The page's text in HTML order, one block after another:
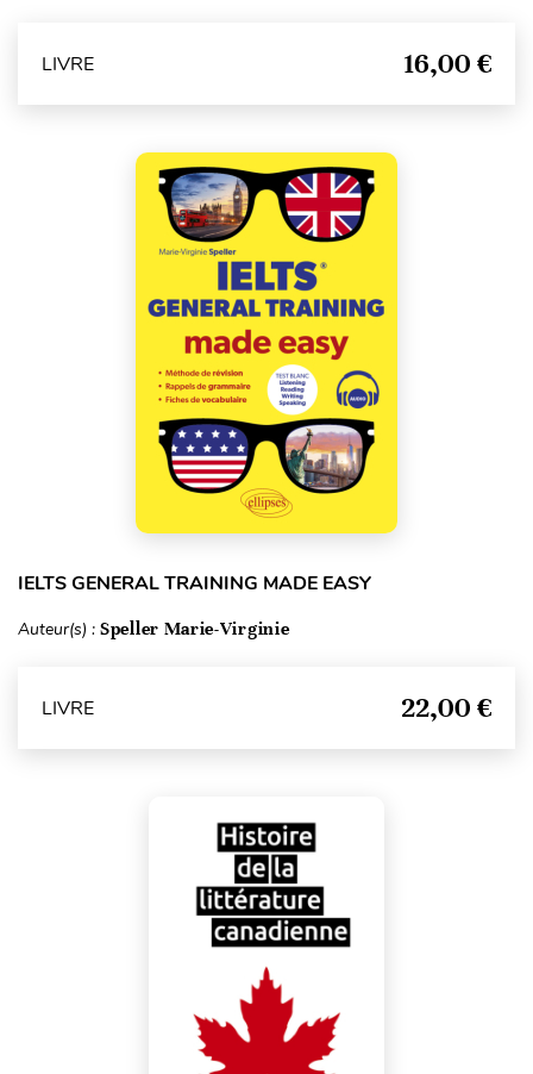
LIVRE 16,00 €
IELTS GENERAL TRAINING MADE EASY
Auteur(s) : Speller Marie-Virginie
LIVRE 22,00 €